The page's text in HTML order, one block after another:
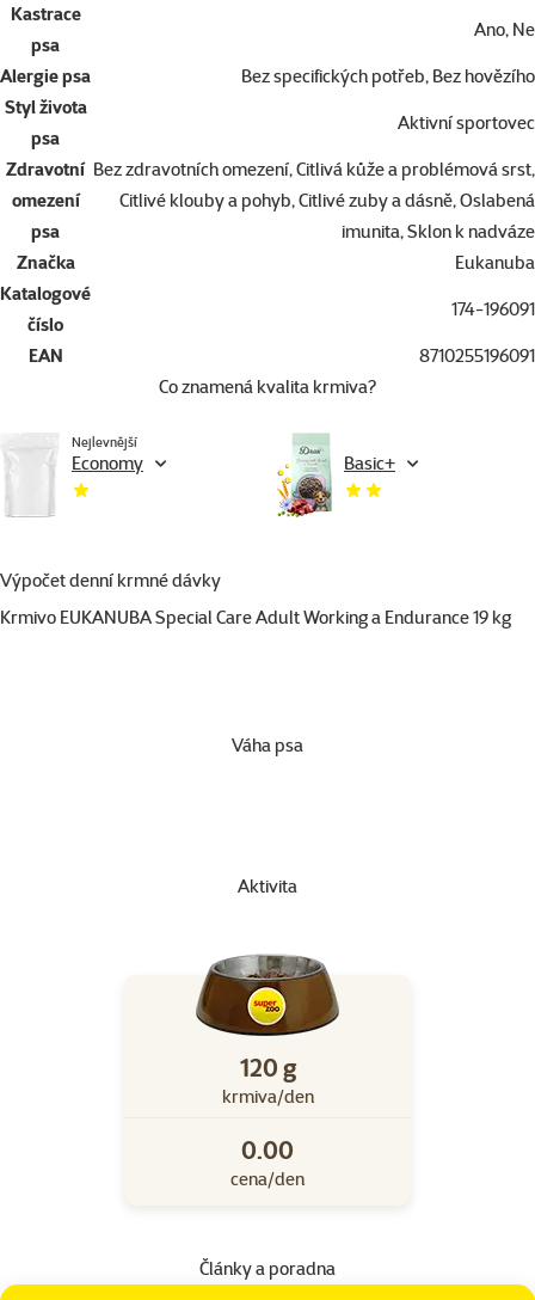
Kastrace
psa
Ano, Ne
Alergie psa
Bez specifických potřeb, Bez hovězího
Styl života
psa
Aktivní sportovec
Zdravotní
omezení
psa
Bez zdravotních omezení, Citlivá kůže a problémová srst,
Citlivé klouby a pohyb, Citlivé zuby a dásně, Oslabená
imunita, Sklon k nadváze
Značka
Eukanuba
Katalogové
číslo
174-196091
EAN
8710255196091
Co znamená kvalita krmiva?
Economy
Nejlevnější
Basic+
Výpočet denní krmné dávky
Krmivo EUKANUBA Special Care Adult Working a Endurance 19 kg
Váha psa
Aktivita
120 g
krmiva/den
0.00
cena/den
Články a poradna